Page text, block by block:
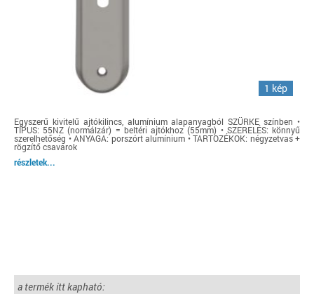
1 kép
Egyszerű kivitelű ajtókilincs, alumínium alapanyagból SZÜRKE színben •
TÍPUS: 55NZ (normálzár) = beltéri ajtókhoz (55mm) • SZERELÉS: könnyű
szerelhetőség • ANYAGA: porszórt alumínium • TARTOZÉKOK: négyzetvas +
rögzítő csavarok
részletek...
a termék itt kapható: